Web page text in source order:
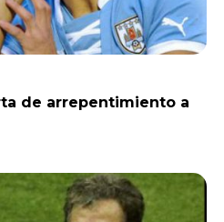
de arrepentimiento a